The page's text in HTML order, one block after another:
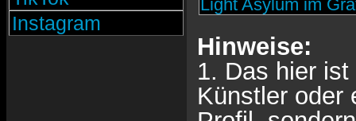
Instagram
Light Asylum im
Hinweise:
1. Das hier
Künstler oder